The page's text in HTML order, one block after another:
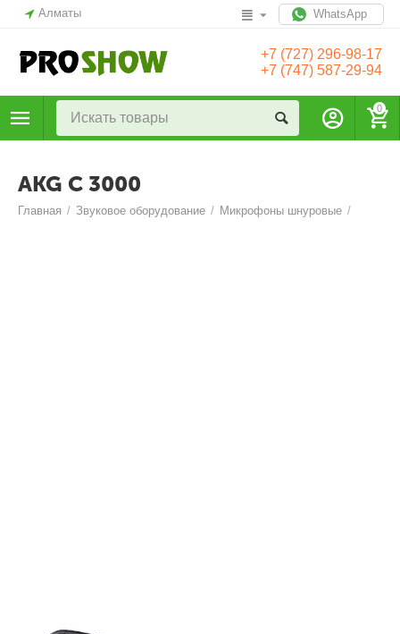
Алматы WhatsApp
+7 (727) 296-98-17
+7 (747) 587-29-94
0
AKG C 3000
Главная / Звуковое оборудование / Микрофоны шнуровые /